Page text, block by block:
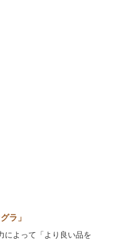
ラ」
によって「より良い品を